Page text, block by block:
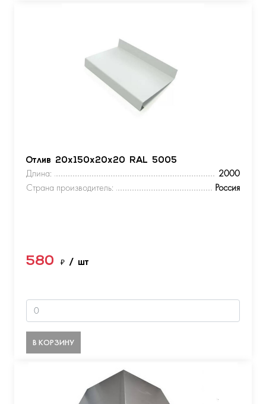
Отлив 20х150х20х20 RAL 5005
Длина:
2000
Страна производитель:
Россия
580 ₽ / шт
В КОРЗИНУ